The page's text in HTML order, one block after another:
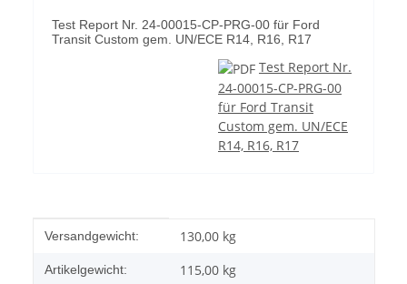
Test Report Nr. 24-00015-CP-PRG-00 für Ford
Transit Custom gem. UN/ECE R14, R16, R17
Test Report Nr.
24-00015-CP-PRG-00
für Ford Transit
Custom gem. UN/ECE
R14, R16, R17
Produkteigenschaft
Wert
Versandgewicht: 130,00 kg
Artikelgewicht: 115,00 kg